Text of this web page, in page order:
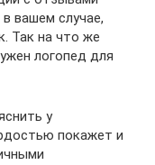
вашем случае,
Так на что же
логопед для
у
покажет и